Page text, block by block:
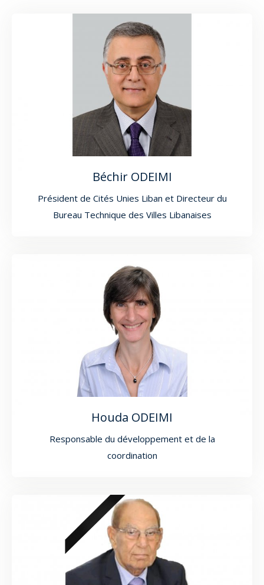
Béchir ODEIMI
Président de Cités Unies Liban et Directeur du
Bureau Technique des Villes Libanaises
Houda ODEIMI
Responsable du développement et de la
coordination